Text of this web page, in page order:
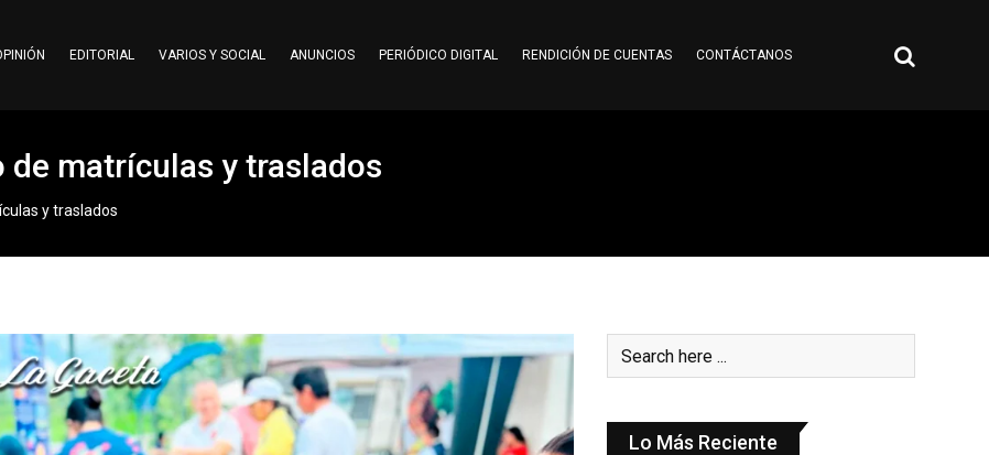
EDITORIAL VARIOS Y SOCIAL ANUNCIOS PERIÓDICO DIGITAL RENDICIÓN DE CUENTAS CONTÁCTANOS
de matrículas y traslados
y traslados
Lo Más Reciente